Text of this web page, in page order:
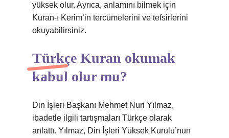
yüksek olur. Ayrıca, anlamını bilmek için
Kuran-ı Kerim’in tercümelerini ve tefsirlerini
okuyabilirsiniz.
Türkçe Kuran okumak
kabul olur mu?
Din İşleri Başkanı Mehmet Nuri Yılmaz,
ibadetle ilgili tartışmaları Türkçe olarak
anlattı. Yılmaz, Din İşleri Yüksek Kurulu’nun